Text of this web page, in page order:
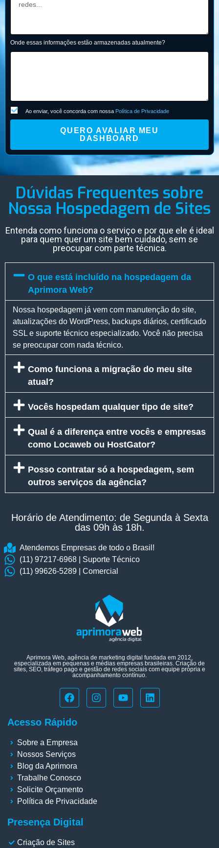
Onde essas informações estão armazenadas atualmente?
Ao enviar, você concorda com nossa Política de Privacidade
QUERO AVALIAR MEU
DASHBOARD
Dúvidas Frequentes sobre
Nossa Hospedagem de Sites
Entenda como funciona o serviço e por que ele é ideal
para quem quer um site bem cuidado, sem se
preocupar com parte técnica.
O que está incluído na hospedagem da
Aprimora Web?
Nossa hospedagem já vem com manutenção do site,
atualizações do WordPress, backups diários, certificado
SSL e suporte técnico especializado. Você não precisa
se preocupar com nada técnico.
Como funciona a migração do meu site
atual?
Vocês hospedam qualquer tipo de site?
Qual é a diferença entre vocês e empresas
como Locaweb ou HostGator?
Posso contratar só a hospedagem, sem
outros serviços da agência?
Horário de Atendimento: de Segunda à Sexta
das 09h às 18h.​
Atendemos Empresas de todo o Brasil!
(11) 97217-6968 | Suporte Técnico
(11) 99626-5289 | Comercial
Aprimora Web, agência de marketing digital fundada em 2012,
especializada em pequenas e médias empresas brasileiras. Criação de
sites, SEO, tráfego pago e gestão de redes sociais com equipe própria e
acompanhamento contínuo.
Acesso Rápido
Sobre a Empresa
Nossos Serviços
Blog da Aprimora
Trabalhe Conosco
Solicite Orçamento
Política de Privacidade
Presença Digital
Criação de Sites